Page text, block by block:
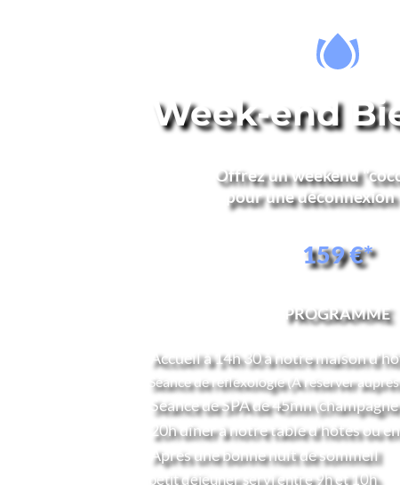
Week-end
Offrez un weekend
pour une
159 €*
PROGRAMME
Accueil à 14h 30 à notre maison
Séance de réflexologie (A réserver
Séance de SPA de 45mn
20h dîner à notre table d'hôtes ou
Après une bonne nuit de sommeil
          petit déjeuner servi entre 9h et 10h